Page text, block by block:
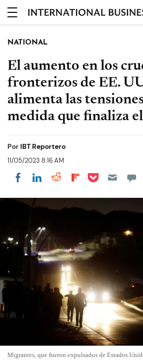
NATIONAL
El aumento en los
fronterizos de EE.
alimenta las
medida que finaliza
Por IBT Reportero
11/05/2023 8:16 AM
Share on Facebook
Share on LinkedIn
Share on Reddit
Share on
Share on Pocket
Migrantes, que fueron expulsados de Estados